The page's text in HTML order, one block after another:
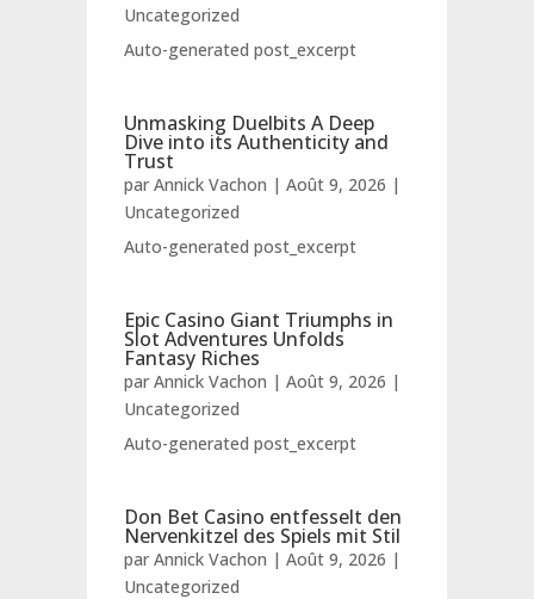
Uncategorized
Auto-generated post_excerpt
Unmasking Duelbits A Deep
Dive into its Authenticity and
Trust
par Annick Vachon | Août 9, 2026 |
Uncategorized
Auto-generated post_excerpt
Epic Casino Giant Triumphs in
Slot Adventures Unfolds
Fantasy Riches
par Annick Vachon | Août 9, 2026 |
Uncategorized
Auto-generated post_excerpt
Don Bet Casino entfesselt den
Nervenkitzel des Spiels mit Stil
par Annick Vachon | Août 9, 2026 |
Uncategorized